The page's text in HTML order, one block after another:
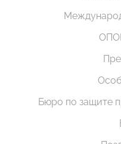
Бюро по защите